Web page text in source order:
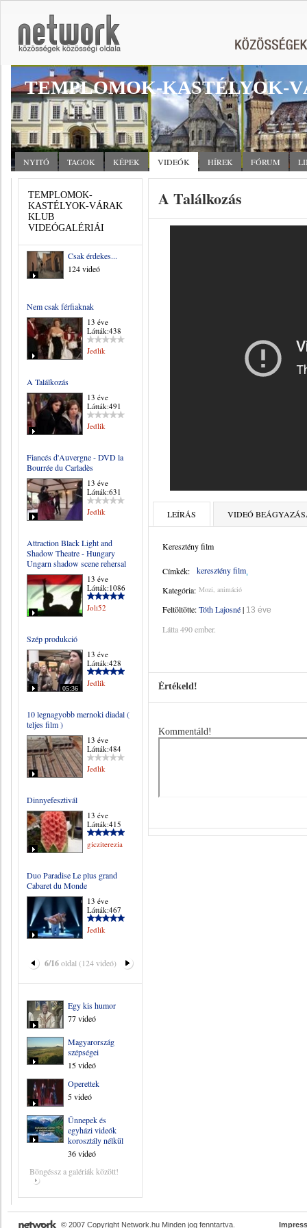
TEMPLOMOK-KASTÉLYOK-
NYITÓ TAGOK KÉPEK VIDEÓK HÍREK FÓRUM
TEMPLOMOK-
KASTÉLYOK-VÁRAK
KLUB
VIDEÓGALÉRIÁI
Csak érdekes...
124 videó
Nem csak férfiaknak
13 éve
Látták:438
Jedlik
A Találkozás
13 éve
Látták:491
Jedlik
Fiancés d'Auvergne - DVD la
Bourrée du Carladès
13 éve
Látták:631
Jedlik
Attraction Black Light and
Shadow Theatre - Hungary
Ungarn shadow scene rehersal
13 éve
Látták:1086
Joli52
Szép produkció
05:36
13 éve
Látták:428
Jedlik
10 legnagyobb mernoki diadal (
teljes film )
13 éve
Látták:484
Jedlik
Dinnyefesztivál
13 éve
Látták:415
gicziterezia
Duo Paradise Le plus grand
Cabaret du Monde
13 éve
Látták:467
Jedlik
6/16oldal (124 videó)
Egy kis humor
77 videó
Magyarország
szépségei
15 videó
Operettek
5 videó
Ünnepek és
egyházi videók
korosztály nélkül
36 videó
Böngéssz a galériák között!
A Találkozás
LEÍRÁS VIDEÓ
Keresztény film
Címkék:
keresztény film
Kategória: Mozi, animáció
Feltöltötte:Tóth Lajosné| 13 éve
Látta 490 ember.
Értékeld!
Kommentáld!
© 2007 Copyright Network.hu Minden jog fenntartva.